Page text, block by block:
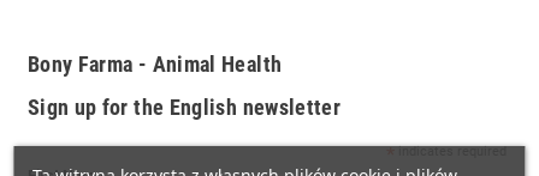
Bony Farma - Animal Health
Sign up for the English newsletter
indicates required